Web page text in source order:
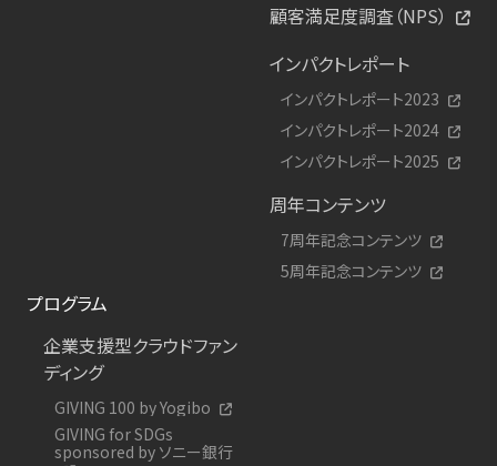
顧客満足度調査（NPS）
インパクトレポート
インパクトレポート2023
インパクトレポート2024
インパクトレポート2025
周年コンテンツ
7周年記念コンテンツ
5周年記念コンテンツ
プログラム
企業支援型クラウドファン
ディング
GIVING 100 by Yogibo
GIVING for SDGs
sponsored by ソニー銀行